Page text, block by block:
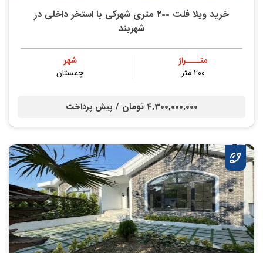
خريد ويلا فلت ٢٠٠ متري شهركي با استخر داخلي در
شهربند
متــــراژ
200 متر
شهر
چمستان
4,300,000,000 تومان / پیش پرداخت